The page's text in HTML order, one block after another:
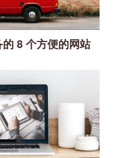
8 个方便的网站